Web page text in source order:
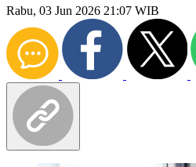
Rabu, 03 Jun 2026 21:07 WIB